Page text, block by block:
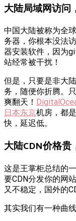
大陆局域网访问
中国大陆被称为全
务器，你根本没法
器安装软件，因为
站经常被干扰！
但是，只要是非大
务，随便你折腾。
爽翻天！
日本东京机房，都
快，延迟低。
大陆CDN价格贵
这是王掌柜总结的
要CDN分发你的网
又不稳定，国外的
其实我们有一种曲